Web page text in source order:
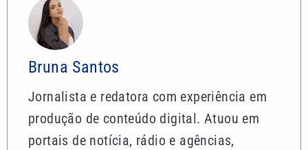
Bruna Santos
Jornalista e redatora com experiência em
produção de conteúdo digital. Atuou em
portais de notícia, rádio e agências,